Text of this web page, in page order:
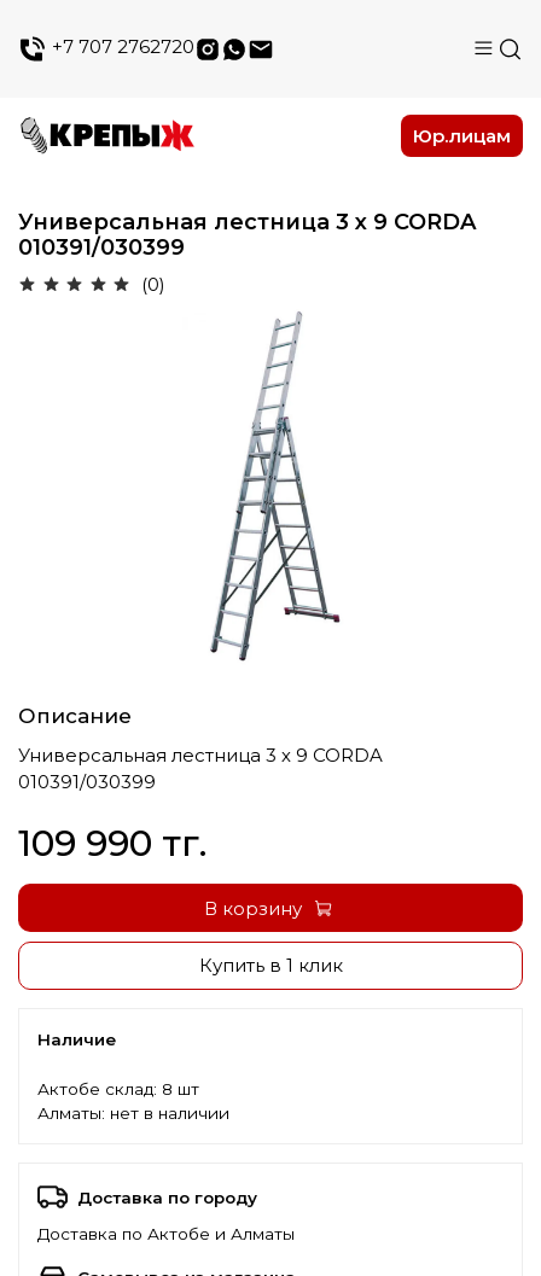
+7 707 2762720
Юр.лицам
Универсальная лестница 3 х 9 CORDA
010391/030399
(0)
Описание
Универсальная лестница 3 х 9 CORDA
010391/030399
109 990 тг.
В корзину
Купить в 1 клик
Наличие
Актобе склад: 8 шт
Алматы: нет в наличии
Доставка по городу
Доставка по Актобе и Алматы